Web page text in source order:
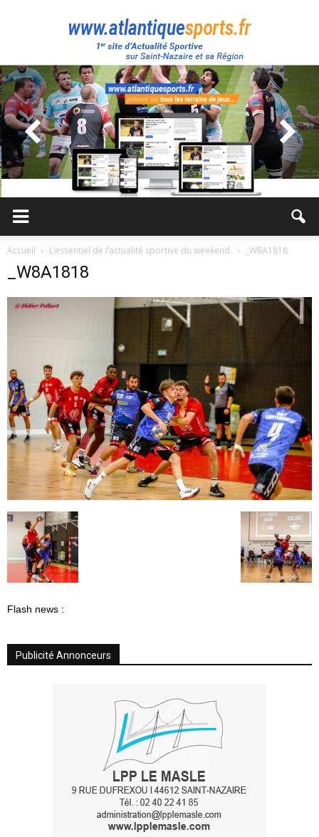
Atlantique
Sport
Accueil L’essentiel de l’actualité sportive du weekend. _W8A1818
_W8A1818
Flash news :
Publicité Annonceurs